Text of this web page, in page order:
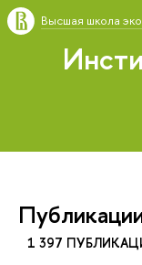
Высшая школа
1 397